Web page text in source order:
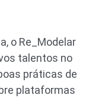
o Re_Modelar
talentos no
práticas de
plataformas